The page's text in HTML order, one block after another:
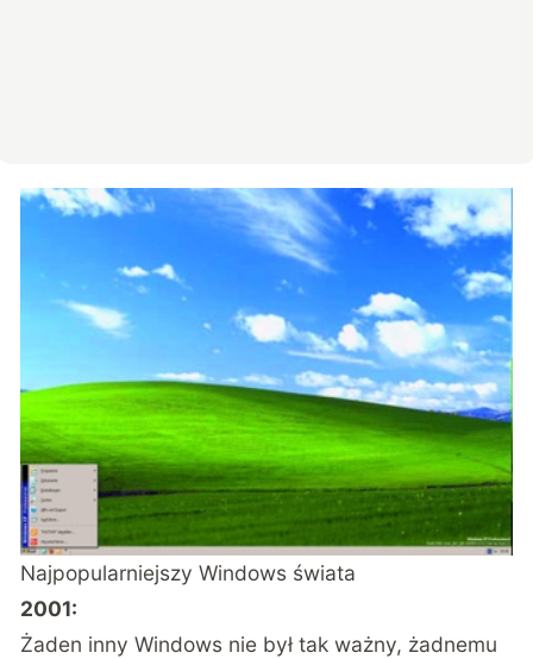
Najpopularniejszy Windows świata
2001:
Żaden inny Windows nie był tak ważny, żadnemu